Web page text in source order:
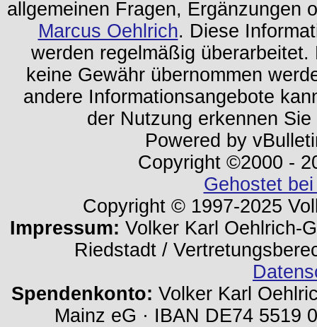
allgemeinen Fragen, Ergänzungen
Marcus Oehlrich. Diese
werden regelmäßig
keine Gewähr übernommen
andere Informationsangebote
der Nutzung erkennen
Powered by
Copyright ©2000 -
Gehostet
Copyright © 1997-2025
Impressum: Volker Karl Oehlrich-
Riedstadt /
Spendenkonto: Volker Karl
Mainz eG · IBAN DE74 5519